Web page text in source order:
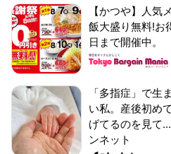
【かつや】人気
飯大盛り無料!お
日まで開催中。
「多指症」で生
い私。産後初め
げてるのを見て
ンネット